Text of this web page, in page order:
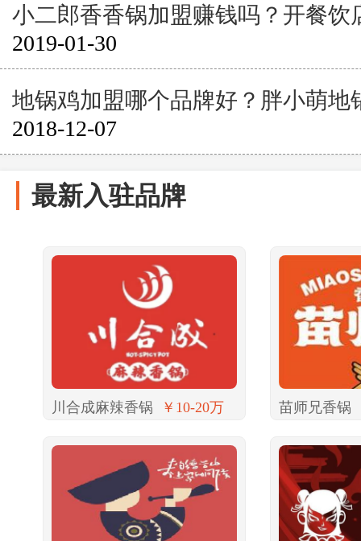
小二郎香香锅加盟赚钱吗？开餐饮
2019-01-30
地锅鸡加盟哪个品牌好？胖小萌地
2018-12-07
最新入驻品牌
川合成麻辣香锅 ￥10-20万 苗师兄香锅